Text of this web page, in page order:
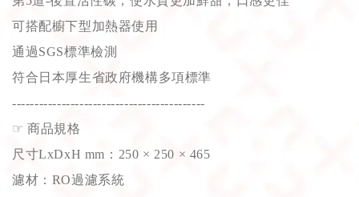
可搭配櫥下型加熱器使用
通過SGS標準檢測
符合日本厚生省政府機構多項標準
-------------------------------------------
☞ 商品規格
尺寸LxDxH mm：250 × 250 × 465
濾材：RO過濾系統